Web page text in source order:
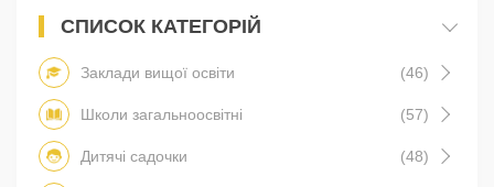
СПИСОК КАТЕГОРІЙ
Заклади вищої освіти (46)
Школи загальноосвітні (57)
Дитячі садочки (48)